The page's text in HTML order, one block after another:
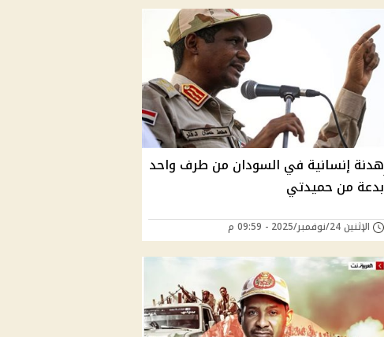
هدنة إنسانية في السودان من طرف واحد
بدعة من حميدتي
الإثنين 24/نوفمبر/2025 - 09:59 م